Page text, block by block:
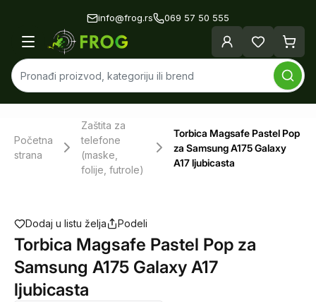
info@frog.rs 069 57 50 555
Početna
strana
Zaštita za
telefone
(maske,
folije, futrole)
Torbica Magsafe Pastel Pop
za Samsung A175 Galaxy
A17 ljubicasta
Dodaj u listu želja Podeli
Torbica Magsafe Pastel Pop za
Samsung A175 Galaxy A17
ljubicasta